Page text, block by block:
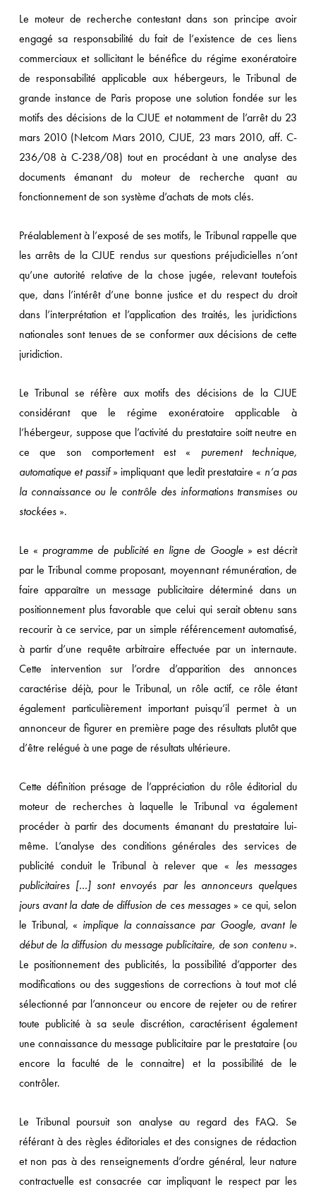
Le moteur de recherche contestant dans son principe avoir
engagé sa responsabilité du fait de l’existence de ces liens
commerciaux et sollicitant le bénéfice du régime exonératoire
de responsabilité applicable aux hébergeurs, le Tribunal de
grande instance de Paris propose une solution fondée sur les
motifs des décisions de la CJUE et notamment de l’arrêt du 23
mars 2010 (Netcom Mars 2010, CJUE, 23 mars 2010, aff. C-
236/08 à C-238/08) tout en procédant à une analyse des
documents émanant du moteur de recherche quant au
fonctionnement de son système d’achats de mots clés.
Préalablement à l’exposé de ses motifs, le Tribunal rappelle que
les arrêts de la CJUE rendus sur questions préjudicielles n’ont
qu’une autorité relative de la chose jugée, relevant toutefois
que, dans l’intérêt d’une bonne justice et du respect du droit
dans l’interprétation et l’application des traités, les juridictions
nationales sont tenues de se conformer aux décisions de cette
juridiction.
Le Tribunal se réfère aux motifs des décisions de la CJUE
considérant que le régime exonératoire applicable à
l’hébergeur, suppose que l’activité du prestataire soitt neutre en
ce que son comportement est « purement technique,
automatique et passif» impliquant que ledit prestataire « n’a pas
la connaissance ou le contrôle des informations transmises ou
stockées».
Le « programme de publicité en ligne de Google » est décrit
par le Tribunal comme proposant, moyennant rémunération, de
faire apparaître un message publicitaire déterminé dans un
positionnement plus favorable que celui qui serait obtenu sans
recourir à ce service, par un simple référencement automatisé,
à partir d’une requête arbitraire effectuée par un internaute.
Cette intervention sur l’ordre d’apparition des annonces
caractérise déjà, pour le Tribunal, un rôle actif, ce rôle étant
également particulièrement important puisqu’il permet à un
annonceur de figurer en première page des résultats plutôt que
d’être relégué à une page de résultats ultérieure.
Cette définition présage de l’appréciation du rôle éditorial du
moteur de recherches à laquelle le Tribunal va également
procéder à partir des documents émanant du prestataire lui-
même. L’analyse des conditions générales des services de
publicité conduit le Tribunal à relever que « les messages
publicitaires […] sont envoyés par les annonceurs quelques
jours avant la date de diffusion de ces messages » ce qui, selon
le Tribunal, « implique la connaissance par Google, avant le
début de la diffusion du message publicitaire, de son contenu».
Le positionnement des publicités, la possibilité d’apporter des
modifications ou des suggestions de corrections à tout mot clé
sélectionné par l’annonceur ou encore de rejeter ou de retirer
toute publicité à sa seule discrétion, caractérisent également
une connaissance du message publicitaire par le prestataire (ou
encore la faculté de le connaitre) et la possibilité de le
contrôler.
Le Tribunal poursuit son analyse au regard des FAQ. Se
référant à des règles éditoriales et des consignes de rédaction
et non pas à des renseignements d’ordre général, leur nature
contractuelle est consacrée car impliquant le respect par les